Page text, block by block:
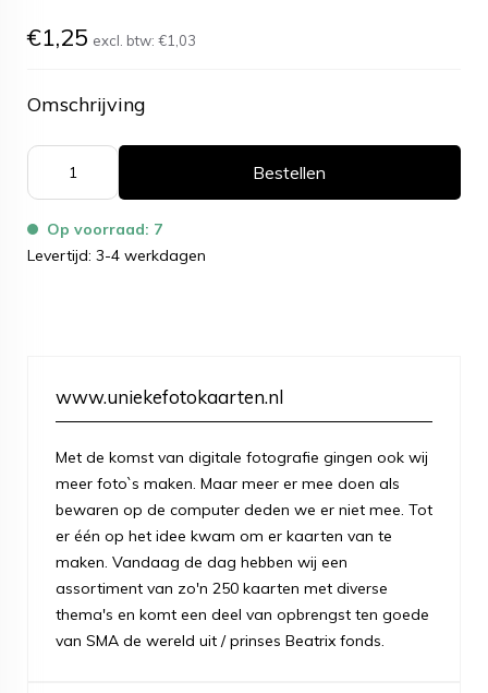
€1,25 excl. btw: €1,03
Omschrijving
Bestellen
Op voorraad: 7
Levertijd: 3-4 werkdagen
www.uniekefotokaarten.nl
Met de komst van digitale fotografie gingen ook wij
meer foto`s maken. Maar meer er mee doen als
bewaren op de computer deden we er niet mee. Tot
er één op het idee kwam om er kaarten van te
maken. Vandaag de dag hebben wij een
assortiment van zo'n 250 kaarten met diverse
thema's en komt een deel van opbrengst ten goede
van SMA de wereld uit / prinses Beatrix fonds.